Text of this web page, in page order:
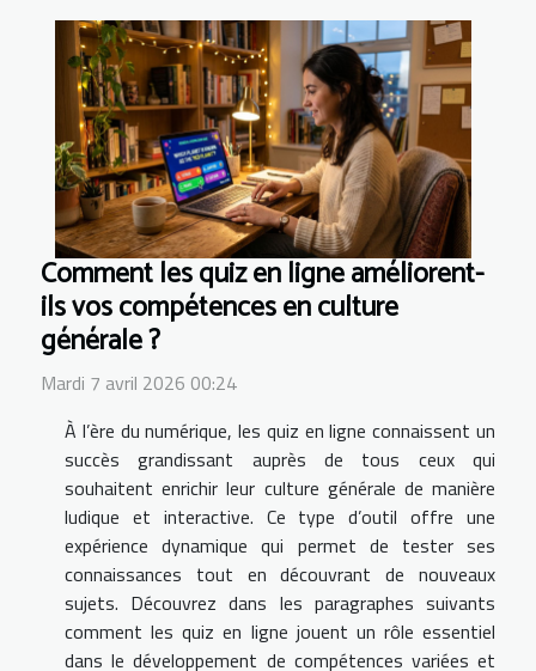
Comment les quiz en ligne améliorent-
ils vos compétences en culture
générale ?
Mardi 7 avril 2026 00:24
À l’ère du numérique, les quiz en ligne connaissent un
succès grandissant auprès de tous ceux qui
souhaitent enrichir leur culture générale de manière
ludique et interactive. Ce type d’outil offre une
expérience dynamique qui permet de tester ses
connaissances tout en découvrant de nouveaux
sujets. Découvrez dans les paragraphes suivants
comment les quiz en ligne jouent un rôle essentiel
dans le développement de compétences variées et